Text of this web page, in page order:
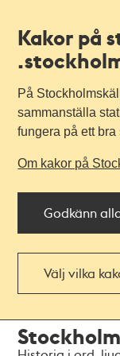
Kakor på
På
sammanställa
fungera på ett bra
Om kakor på
Godkänn
Välj vilka
navigationen
huvudinnehållet